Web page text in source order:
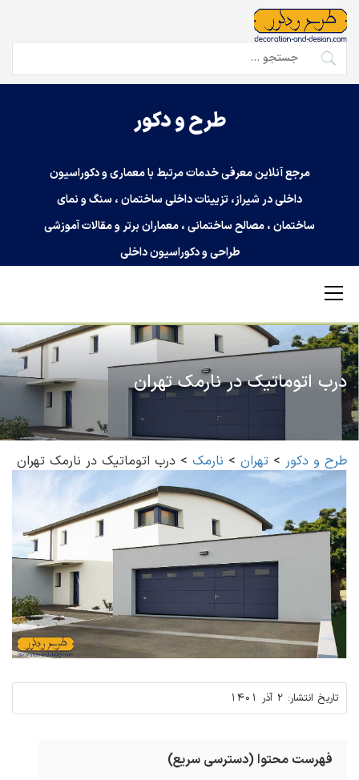
Skip
content
جستجو
برای:
طرح و دکور
مرجع آنلاین معرفی خدمات مرتبط با معماری و دکوراسیون
داخلی در شیراز، تزیینات داخلی ساختمان ، سنگ و نمای
ساختمان ، مصالح ساختمانی ، معماران برتر و مقالات آموزشی
طراحی و دکوراسیون داخلی
درب اتوماتیک در نارمک تهران
طرح و دکور > تهران > نارمک > درب اتوماتیک در نارمک تهران
تاریخ انتشار: 2 آذر 1401
فهرست محتوا (دسترسی سریع)